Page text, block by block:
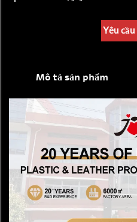
Yêu
Mô tả sản phẩm